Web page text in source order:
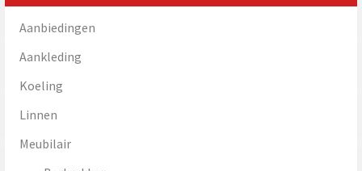
Aanbiedingen
Aankleding
Koeling
Linnen
Meubilair